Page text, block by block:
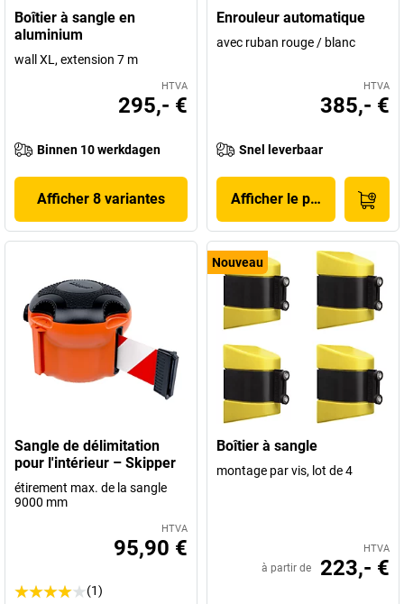
Boîtier à sangle en
aluminium
wall XL, extension 7 m
HTVA
295,- €
Binnen 10 werkdagen
Afficher 8 variantes
Enrouleur automatique
avec ruban rouge / blanc
HTVA
385,- €
Snel leverbaar
Afficher le produit
Sangle de délimitation
pour l'intérieur – Skipper
étirement max. de la sangle
9000 mm
HTVA
95,90 €
(1)
Nouveau
Boîtier à sangle
montage par vis, lot de 4
HTVA
à partir de 223,- €